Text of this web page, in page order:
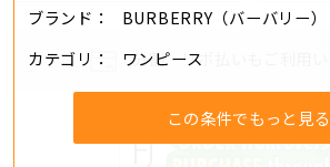
ブランド
BURBERRY（バーバリー）
カテゴリ
ワンピース
この条件でもっと見る
分割・リボ払いもご利用い